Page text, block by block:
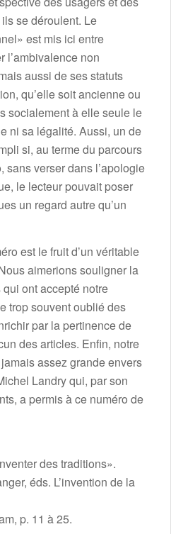
se déroulent. Le
est mis ici entre
l’ambivalence non
aussi de ses statuts
qu’elle soit ancienne ou
socialement à elle seule le
ni sa légalité. Aussi, un de
si, au terme du parcours
sans verser dans l’apologie
le lecteur pouvait poser
un regard autre qu’un
est le fruit d’un véritable
aimerions souligner la
ont accepté notre
trop souvent oublié des
par la pertinence de
des articles. Enfin, notre
assez grande envers
Landry qui, par son
a permis à ce numéro de
des traditions».
éds. L’invention de la
p. 11 à 25.